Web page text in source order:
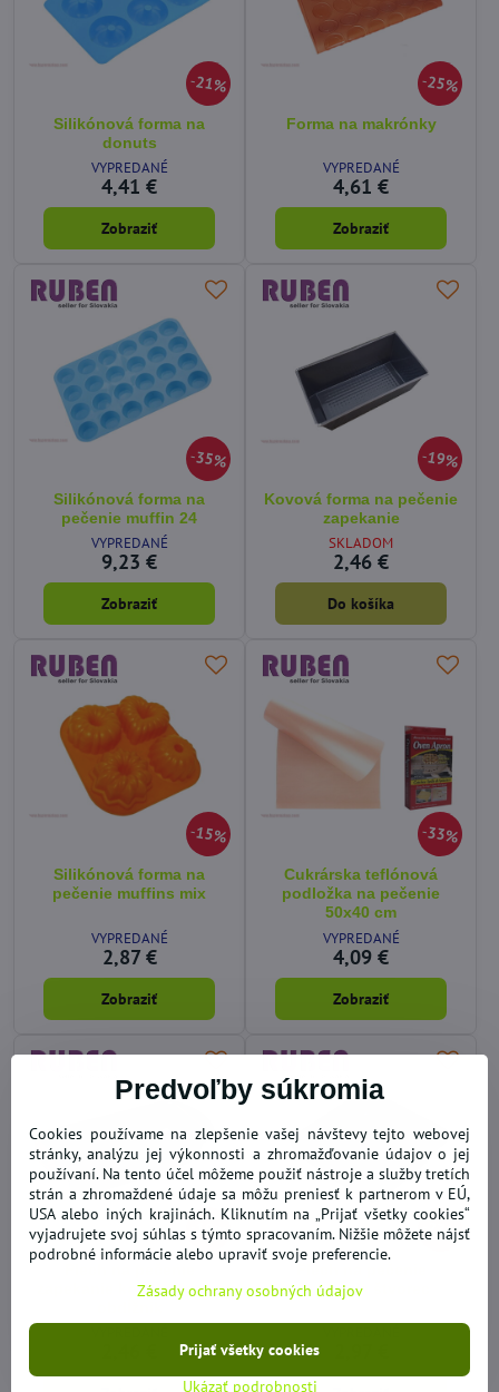
21%
Silikónová forma na
donuts
VYPREDANÉ
4,41 €
Zobraziť
25%
Forma na makrónky
VYPREDANÉ
4,61 €
Zobraziť
35%
Silikónová forma na
pečenie muffin 24
VYPREDANÉ
9,23 €
Zobraziť
19%
Kovová forma na pečenie
zapekanie
SKLADOM
2,46 €
Do košíka
15%
Silikónová forma na
pečenie muffins mix
VYPREDANÉ
2,87 €
Zobraziť
33%
Cukrárska teflónová
podložka na pečenie
50x40 cm
VYPREDANÉ
4,09 €
Zobraziť
19%
zapekanie kovová forma
27%
Plech na pečenie
zapekanie štvorec
Predvoľby súkromia
Cookies používame na zlepšenie vašej návštevy tejto webovej
stránky, analýzu jej výkonnosti a zhromažďovanie údajov o jej
používaní. Na tento účel môžeme použiť nástroje a služby tretích
strán a zhromaždené údaje sa môžu preniesť k partnerom v EÚ,
USA alebo iných krajinách. Kliknutím na „Prijať všetky cookies“
vyjadrujete svoj súhlas s týmto spracovaním. Nižšie môžete nájsť
podrobné informácie alebo upraviť svoje preferencie.
Zásady ochrany osobných údajov
Ukázať podrobnosti
Prijať všetky cookies